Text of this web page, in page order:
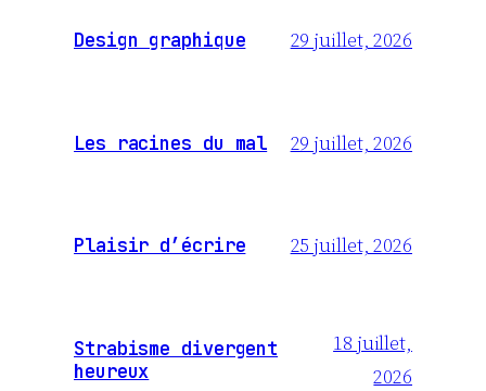
Design graphique 29 juillet, 2026
Les racines du mal 29 juillet, 2026
Plaisir d’écrire 25 juillet, 2026
Strabisme divergent
heureux
18 juillet,
2026